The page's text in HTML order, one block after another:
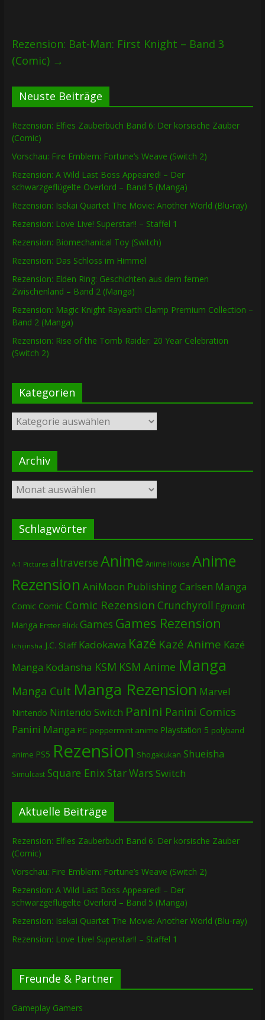
Rezension: Bat-Man: First Knight – Band 3
(Comic) →
Neuste Beiträge
Rezension: Elfies Zauberbuch Band 6: Der korsische Zauber
(Comic)
Vorschau: Fire Emblem: Fortune’s Weave (Switch 2)
Rezension: A Wild Last Boss Appeared! – Der
schwarzgeflügelte Overlord – Band 5 (Manga)
Rezension: Isekai Quartet The Movie: Another World (Blu-ray)
Rezension: Love Live! Superstar!! – Staffel 1
Rezension: Biomechanical Toy (Switch)
Rezension: Das Schloss im Himmel
Rezension: Elden Ring: Geschichten aus dem fernen
Zwischenland – Band 2 (Manga)
Rezension: Magic Knight Rayearth Clamp Premium Collection –
Band 2 (Manga)
Rezension: Rise of the Tomb Raider: 20 Year Celebration
(Switch 2)
Kategorien
Kategorien
Archiv
Archiv
Schlagwörter
A-1 Pictures altraverse Anime Anime House Anime
Rezension AniMoon PublishingCarlsen Manga
Comic Comic Comic Rezension Crunchyroll Egmont
Manga Erster Blick Games Games Rezension
Ichijinsha J.C. Staff Kadokawa Kazé Kazé Anime Kazé
Manga Kodansha KSM KSM Anime Manga
Manga Cult Manga Rezension Marvel
Nintendo Nintendo Switch Panini Panini Comics
Panini Manga PC peppermint anime Playstation 5 polyband
anime PS5 Rezension Shogakukan Shueisha
Simulcast Square EnixStar Wars Switch
Aktuelle Beiträge
Rezension: Elfies Zauberbuch Band 6: Der korsische Zauber
(Comic)
Vorschau: Fire Emblem: Fortune’s Weave (Switch 2)
Rezension: A Wild Last Boss Appeared! – Der
schwarzgeflügelte Overlord – Band 5 (Manga)
Rezension: Isekai Quartet The Movie: Another World (Blu-ray)
Rezension: Love Live! Superstar!! – Staffel 1
Freunde & Partner
Gameplay Gamers